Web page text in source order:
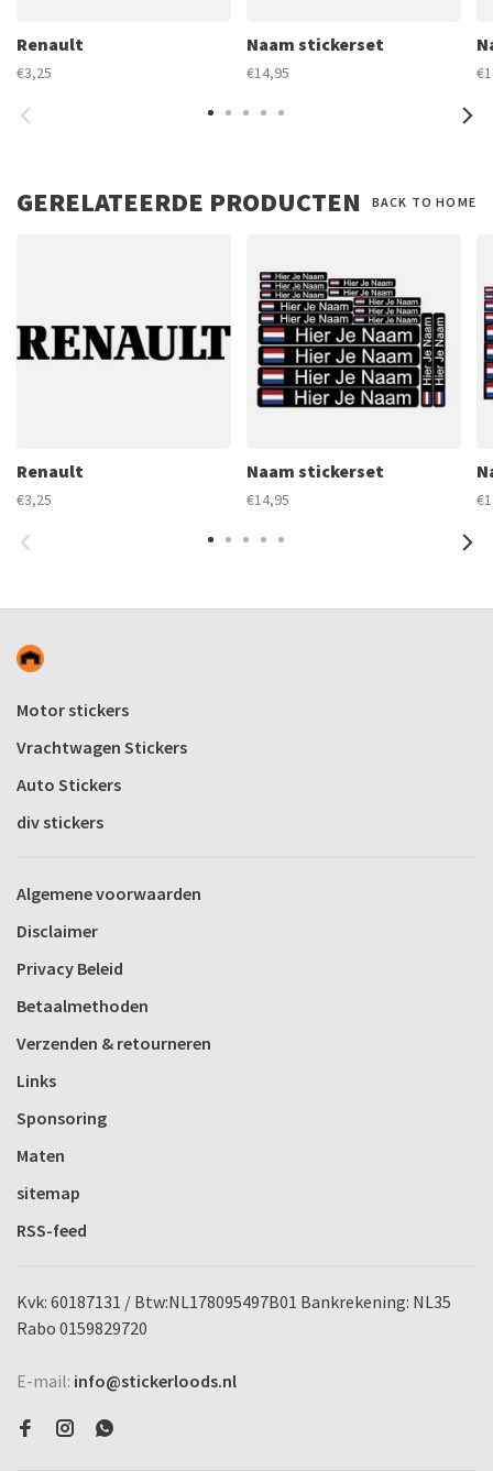
Renault
€3,25
Naam stickerset
€14,95
GERELATEERDE PRODUCTEN BACK TO HOME
Renault
€3,25
Naam stickerset
€14,95
Motor stickers
Vrachtwagen Stickers
Auto Stickers
div stickers
Algemene voorwaarden
Disclaimer
Privacy Beleid
Betaalmethoden
Verzenden & retourneren
Links
Sponsoring
Maten
sitemap
RSS-feed
Kvk: 60187131 / Btw:NL178095497B01 Bankrekening: NL35
Rabo 0159829720
E-mail: info@stickerloods.nl